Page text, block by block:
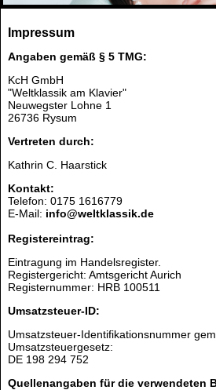
Impressum
Angaben gemäß § 5 TMG:
KcH GmbH
"Weltklassik am Klavier"
Neuwegster Lohne 1
26736 Rysum
Vertreten durch:
Kathrin C. Haarstick
Kontakt:
Telefon: 0175 1616779
E-Mail: info@weltklassik.de
Registereintrag:
Eintragung im Handelsregister.
Registergericht: Amtsgericht Aurich
Registernummer: HRB 100511
Umsatzsteuer-ID:
Umsatzsteuer-Identifikationsnummer
Umsatzsteuergesetz:
DE 198 294 752
Quellenangaben für die verwendeten